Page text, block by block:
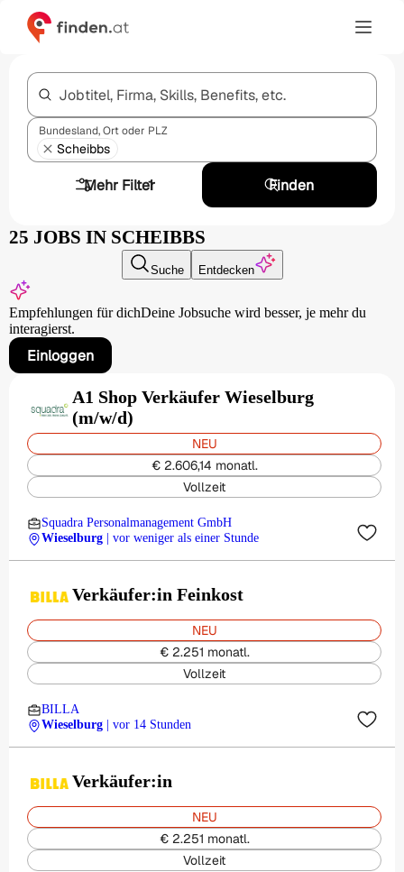
Jobtitel, Firma, Skills, Benefits, etc.
Bundesland, Ort oder PLZ
Scheibbs
Mehr Filter
1 Finden
25 JOBS IN SCHEIBBS
Suche Entdecken
Empfehlungen für dichDeine Jobsuche wird besser, je mehr du
interagierst.
Einloggen
A1 Shop Verkäufer Wieselburg
(m/w/d)
NEU
€ 2.606,14 monatl.
Vollzeit
Squadra Personalmanagement GmbH
Wieselburg
| vor weniger als einer Stunde
Verkäufer:in Feinkost
NEU
€ 2.251 monatl.
Vollzeit
BILLA
Wieselburg
| vor 14 Stunden
Verkäufer:in
NEU
€ 2.251 monatl.
Vollzeit